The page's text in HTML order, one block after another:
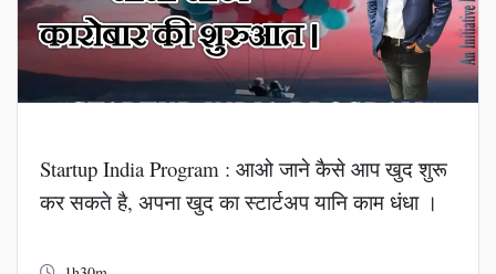
Startup India Program : आओ जाने कैसे आप खुद शुरू
कर सकते है, अपना खुद का स्टार्टअप यानि काम धंधा ।